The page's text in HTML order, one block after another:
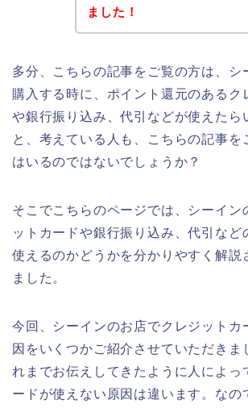
ました！
多分、こちらの記事をご覧の方は、シ
購入する時に、ポイント還元のあるク
や銀行振り込み、代引などが使えたら
と、考えている人も、こちらの記事を
はいるのではないでしょうか？
そこでこちらのページでは、シーイン
ットカードや銀行振り込み、代引など
使えるのかどうかを分かりやすく解説
ました。
今回、シーインのお店でクレジットカ
因をいくつかご紹介させていただきま
れまでお伝えしてきたように人によっ
ードが使えない原因は違います。なの